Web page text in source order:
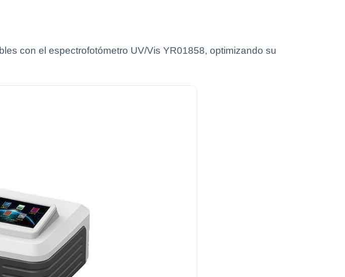
con el espectrofotómetro UV/Vis YR01858, optimizando su